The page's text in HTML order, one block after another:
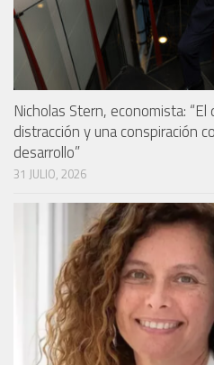
Nicholas Stern, economista:
distracción y una conspiración
desarrollo”
31 JULIO, 2026